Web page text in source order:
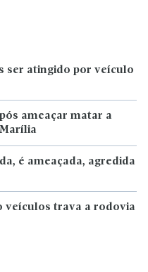
ser atingido por veículo
ameaçar matar a
é ameaçada, agredida
veículos trava a rodovia